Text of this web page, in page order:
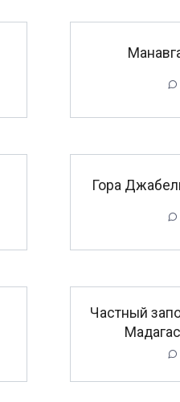
Гора
Частный